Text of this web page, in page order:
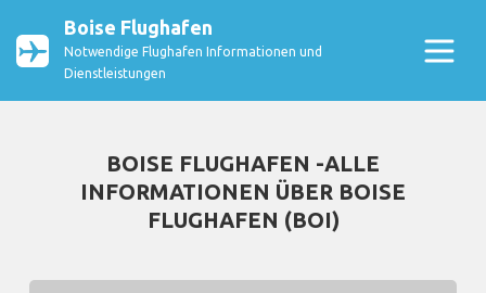
Boise Flughafen
Notwendige Flughafen Informationen und
Dienstleistungen
BOISE FLUGHAFEN -ALLE
INFORMATIONEN ÜBER BOISE
FLUGHAFEN (BOI)